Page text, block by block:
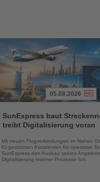
Sie
die
Nachrichten
05.08.2026
SunExpress baut
treibt Digitalisierung voran
Mit neuen Flugverbindungen im Nahen
KI-gestützten Assistenten für operative
SunExpress den Ausbau seines
Digitalisierung interner Prozesse fort.